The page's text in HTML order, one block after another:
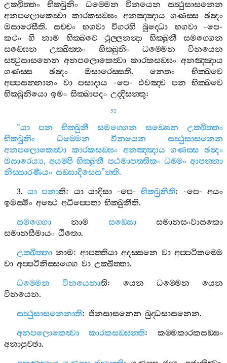
උක‍්ඛිත‍්තං භික‍්ඛුනිං ධම‍්මෙන විනයෙන
සත්‍ථුසාසනෙන
අනපලොකෙත්‍වා කාරකසඞ‍්ඝං අනඤ‍්ඤාය ගණස‍්ස ඡන්‍දං
ඔසාරෙසීති.සච‍්චං භගවා විගරහි බුද‍්ධො භගවා-පෙ-
කථං
හි නාම භික‍්ඛවෙ ථුල‍්ලනන්‍දා භික‍්ඛුනී
සමග‍්ගෙන
සඞ‍්ඝෙන
උක‍්ඛිත‍්තං භික‍්ඛුනිං ධම‍්මෙන
විනයෙන
සත්‍ථුසාසනෙන අනපලොකෙත්‍වා කාරකසඞ‍්ඝං අනඤ‍්ඤාය
ගණස‍්ස
ඡන්‍දං ඔසාරෙස‍්සති. නෙතං
භික‍්ඛවෙ
අප‍්පසන‍්නානං
වා පසාදාය -පෙ- එවඤ‍්ච පන
භික‍්ඛවෙ
භික‍්ඛුනියො ඉමං සික‍්ඛාපදං උද‍්දිසන‍්තු:
52
“යා පන භික‍්ඛුනී සමග‍්ගෙන සඞ‍්ඝෙන
උක‍්ඛිත‍්තං
භික‍්ඛුනිං
ධම‍්මෙන විනයෙන
සත්‍ථුසාසනෙන
අනපලොකෙත්‍වා කාරකසඞ‍්ඝං අනඤ‍්ඤාය ගණස‍්ස ඡන්‍දං
ඔසාරෙය්‍ය,අයම‍්පි භික‍්ඛුනී පඨමාපත‍්තිකං ධම‍්මං ආපන‍්නා
නිස‍්සාරණීයං සඞ‍්ඝාදිසෙස”න‍්ති.
3.යා පනාති: යා යාදිසා -පෙ-භික‍්ඛුනීති: -පෙ- අයං
ඉමස‍්මිං අත්‍ථෙ අධිප‍්පෙතා භික‍්ඛුනීති.
සමග‍්ගො
නාම සඞ‍්ඝො
සමානසංවාසකො
සමානසීමායං ඨිතො.
උක‍්ඛිත‍්තා නාම:ආපත‍්තියා අදස‍්සනෙ වා අප‍්පටිකම‍්මෙ
වා අප‍්පටිනිස‍්සග‍්ගෙ වා උක‍්ඛිත‍්තා.
ධම‍්මෙන
විනයෙනාති: යෙන ධම‍්මෙන
යෙන
විනයෙන.
සත්‍ථුසාසනෙනාති: ජිනසාසනෙන බුද‍්ධසාසනෙන.
අනපලොකෙත්‍වා
කාරකසඞ‍්ඝන‍්ති: කම‍්මකාරකසඞ‍්ඝං
අනාපුච‍්ඡා.